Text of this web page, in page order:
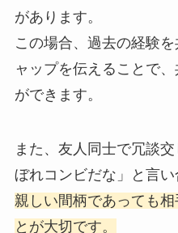
があります。
この場合、過去の経験
ャップを伝えることで
ができます。
また、友人同士で冗談
ぼれコンビだな」と言い
親しい間柄であっても
とが大切です。